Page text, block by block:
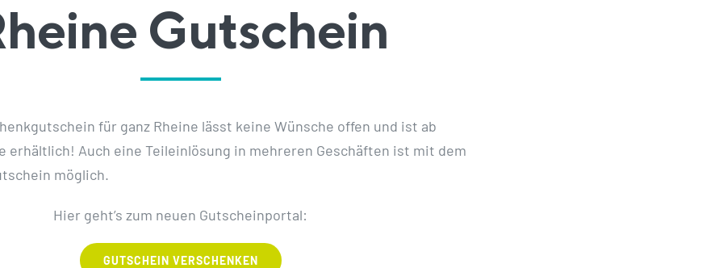
Gutschein
für ganz Rheine lässt keine Wünsche offen und ist ab
erhältlich! Auch eine Teileinlösung in mehreren Geschäften ist mit dem
möglich.
Hier geht’s zum neuen Gutscheinportal:
GUTSCHEIN VERSCHENKEN